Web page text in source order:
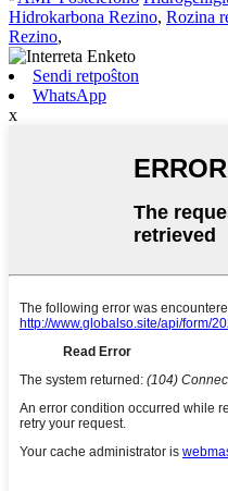
Hidrokarbona Rezino, Rozina
Rezino,
Sendi retpoŝton
WhatsApp
x